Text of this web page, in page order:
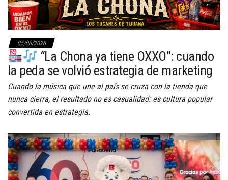
05/06/2026
“La Chona ya tiene OXXO”: cuando
la peda se volvió estrategia de marketing
Cuando la música que une al país se cruza con la tienda que
nunca cierra, el resultado no es casualidad: es cultura popular
convertida en estrategia.